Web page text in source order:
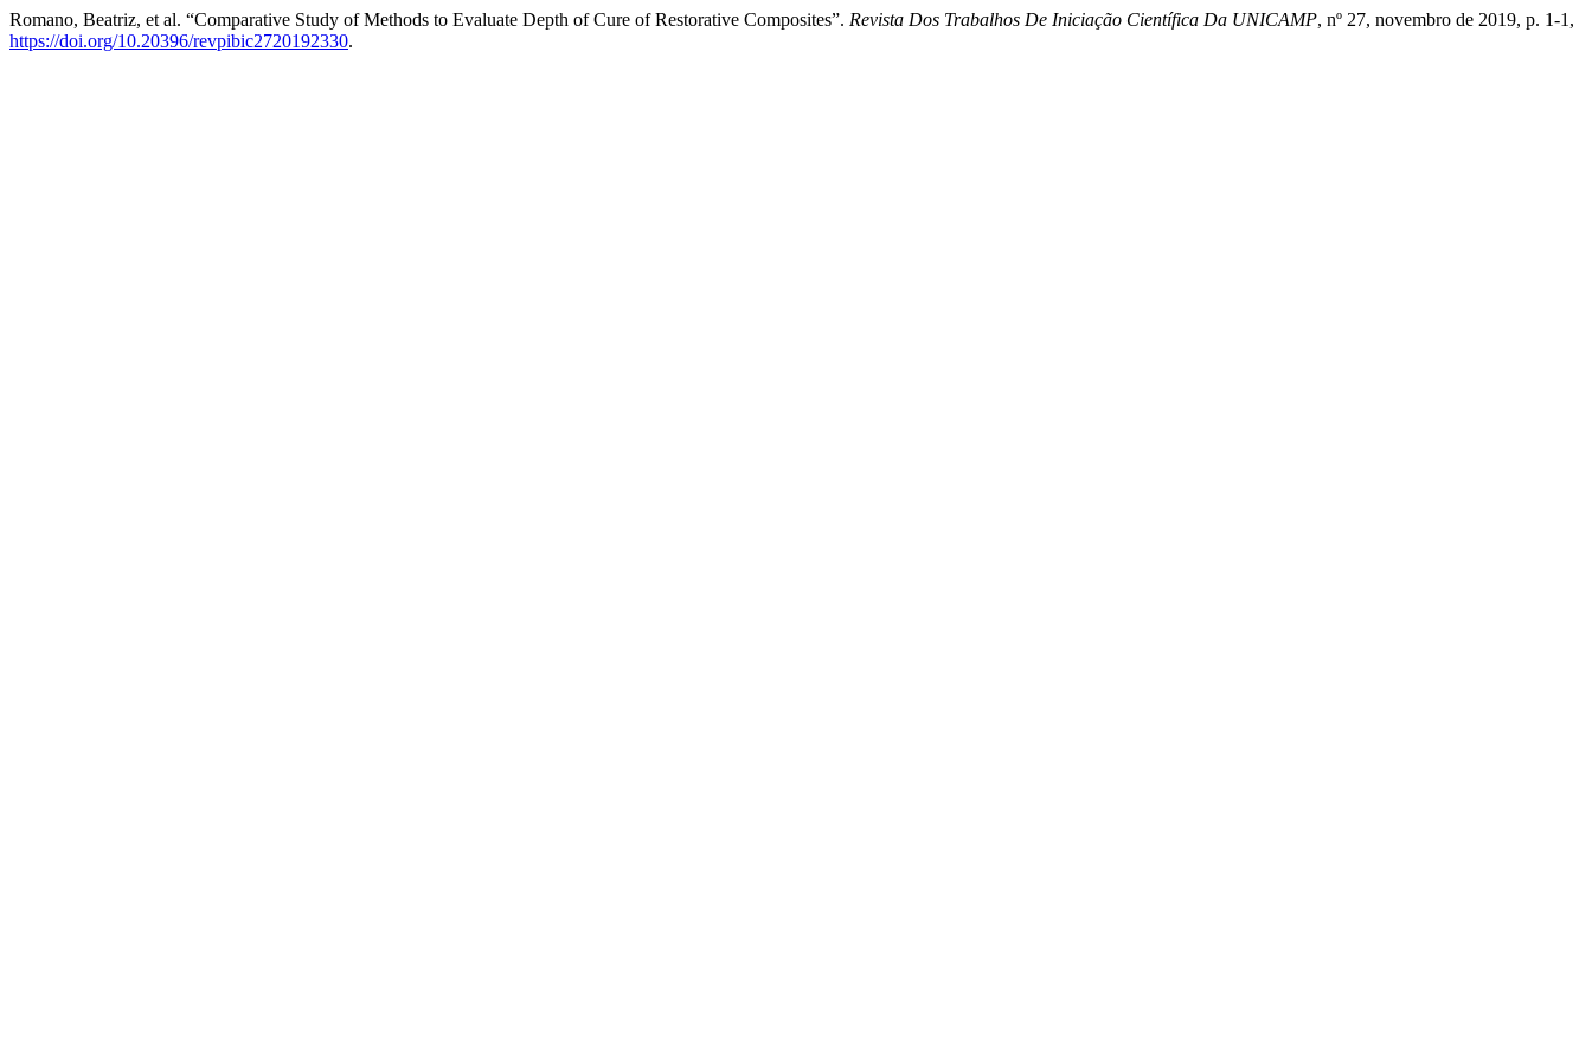
Romano, Beatriz, et al. “Comparative Study of Methods to Evaluate Depth of Cure of Restorative Composites”. Revista Dos Trabalhos De Iniciação Científica Da UNICAMP, nº 27, novembro de 2019, p. 1-1,
https://doi.org/10.20396/revpibic2720192330.